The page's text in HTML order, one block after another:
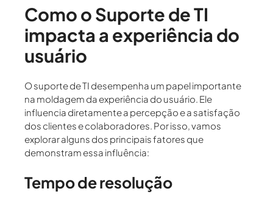
Como o Suporte de TI
impacta a experiência do
usuário
O suporte de TI desempenha um papel importante
na moldagem da experiência do usuário. Ele
influencia diretamente a percepção e a satisfação
dos clientes e colaboradores. Por isso, vamos
explorar alguns dos principais fatores que
demonstram essa influência:
Tempo de resolução